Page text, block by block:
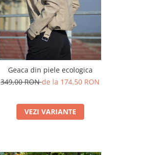
Geaca din piele ecologica
349,00 RONde la 174,50 RON
VEZI VARIANTE